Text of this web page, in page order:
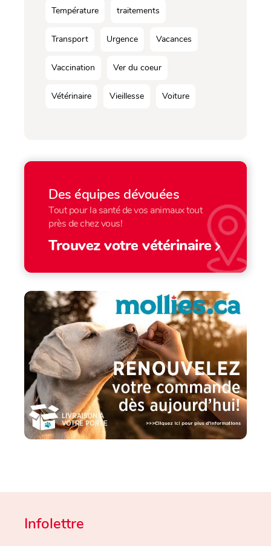
Température traitements
Transport Urgence Vacances
Vaccination Ver du coeur
Vétérinaire Vieillesse Voiture
Des équipes dévouées
Tout pour la santé de vos animaux tout
près de chez vous!
Trouvez votre vétérinaire
Infolettre